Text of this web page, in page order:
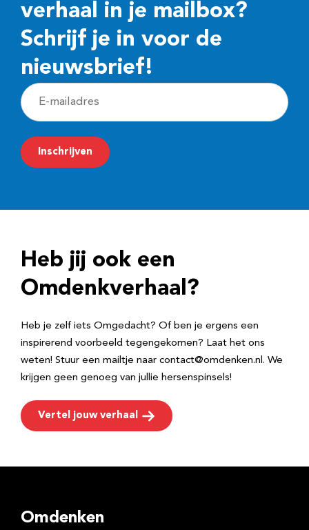
verhaal in je mailbox?
Schrijf je in voor de
nieuwsbrief!
E
-
m
a
r
e
Inschrijven
Heb jij ook een
Omdenkverhaal?
Heb je zelf iets Omgedacht? Of ben je ergens een
inspirerend voorbeeld tegengekomen? Laat het ons
weten! Stuur een mailtje naar contact@omdenken.nl. We
krijgen geen genoeg van jullie hersenspinsels!
Vertel jouw verhaal
Omdenken